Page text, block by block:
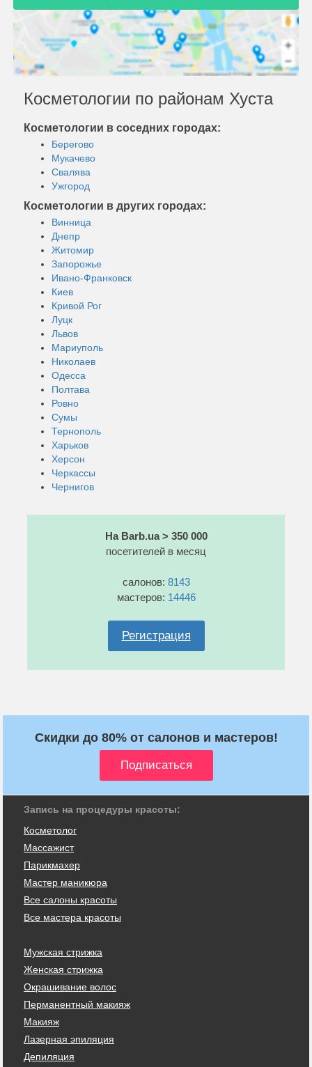
Косметологии по районам Хуста
Косметологии в соседних городах:
Берегово
Мукачево
Свалява
Ужгород
Косметологии в других городах:
Винница
Днепр
Житомир
Запорожье
Ивано-Франковск
Киев
Кривой Рог
Луцк
Львов
Мариуполь
Николаев
Одесса
Полтава
Ровно
Сумы
Тернополь
Харьков
Херсон
Черкассы
Чернигов
На Barb.ua > 350 000
посетителей в месяц
салонов: 8143
мастеров: 14446
Регистрация
Скидки до 80% от салонов и мастеров!
Запись на процедуры красоты:
Косметолог
Массажист
Парикмахер
Мастер маникюра
Все салоны красоты
Все мастера красоты
Мужская стрижка
Женская стрижка
Окрашивание волос
Перманентный макияж
Макияж
Лазерная эпиляция
Депиляция